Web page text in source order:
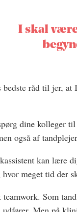
I skal
bedste råd til jer,
dine kolleger
også af
kan lære
hvor meget tid der
Som